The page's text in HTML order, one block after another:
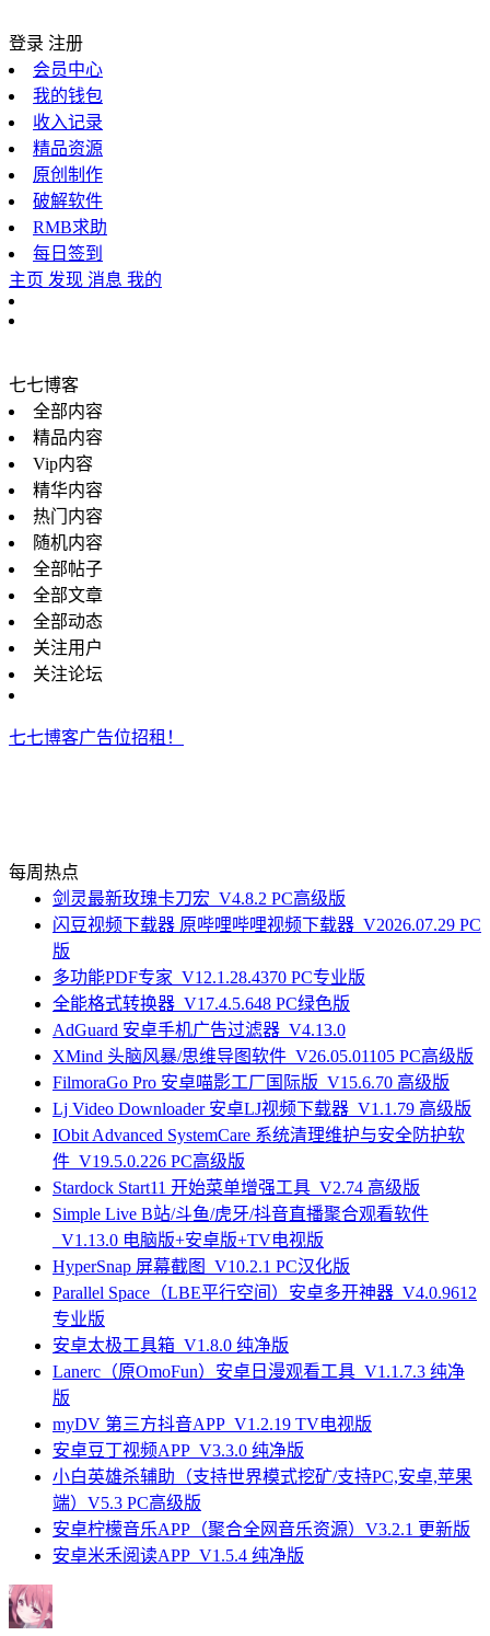
登录 注册
会员中心
我的钱包
收入记录
精品资源
原创制作
破解软件
RMB求助
每日签到
主页 发现 消息 我的
七七博客
全部内容
精品内容
Vip内容
精华内容
热门内容
随机内容
全部帖子
全部文章
全部动态
关注用户
关注论坛
七七博客广告位招租！
每周热点
剑灵最新玫瑰卡刀宏_V4.8.2 PC高级版
闪豆视频下载器 原哔哩哔哩视频下载器_V2026.07.29 PC
版
多功能PDF专家_V12.1.28.4370 PC专业版
全能格式转换器_V17.4.5.648 PC绿色版
AdGuard 安卓手机广告过滤器_V4.13.0
XMind 头脑风暴/思维导图软件_V26.05.01105 PC高级版
FilmoraGo Pro 安卓喵影工厂国际版_V15.6.70 高级版
Lj Video Downloader 安卓LJ视频下载器_V1.1.79 高级版
IObit Advanced SystemCare 系统清理维护与安全防护软
件_V19.5.0.226 PC高级版
Stardock Start11 开始菜单增强工具_V2.74 高级版
Simple Live B站/斗鱼/虎牙/抖音直播聚合观看软件
_V1.13.0 电脑版+安卓版+TV电视版
HyperSnap 屏幕截图_V10.2.1 PC汉化版
Parallel Space（LBE平行空间）安卓多开神器_V4.0.9612
专业版
安卓太极工具箱_V1.8.0 纯净版
Lanerc（原OmoFun）安卓日漫观看工具_V1.1.7.3 纯净
版
myDV 第三方抖音APP_V1.2.19 TV电视版
安卓豆丁视频APP_V3.3.0 纯净版
小白英雄杀辅助（支持世界模式挖矿/支持PC,安卓,苹果
端）V5.3 PC高级版
安卓柠檬音乐APP（聚合全网音乐资源）V3.2.1 更新版
安卓米禾阅读APP_V1.5.4 纯净版